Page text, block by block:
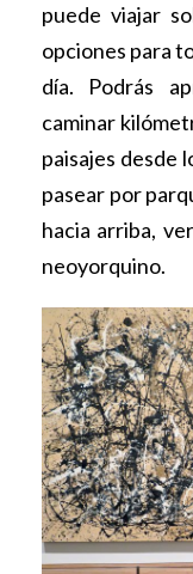
puede viajar
opciones para
día. Podrás
caminar
paisajes desde
pasear por
hacia arriba,
neoyorquino.